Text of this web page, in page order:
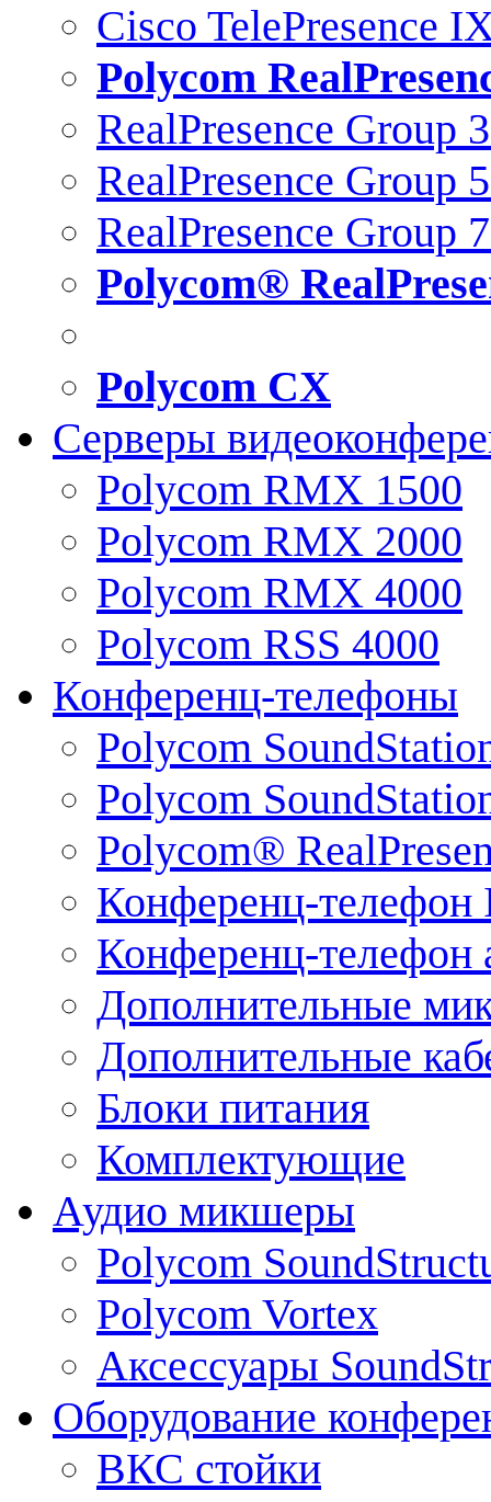
Cisco TelePresence
Polycom
RealPresence Group
RealPresence Group
RealPresence Group
Polycom®
Polycom CX
Серверы
Polycom RMX 1500
Polycom RMX 2000
Polycom RMX 4000
Polycom RSS 4000
Конференц-телефоны
Polycom
Polycom
Polycom®
Конференц-телефон
Конференц-телефон
Дополнительные
Дополнительные
Блоки питания
Комплектующие
Аудио микшеры
Polycom
Polycom Vortex
Аксессуары
Оборудование
ВКС стойки